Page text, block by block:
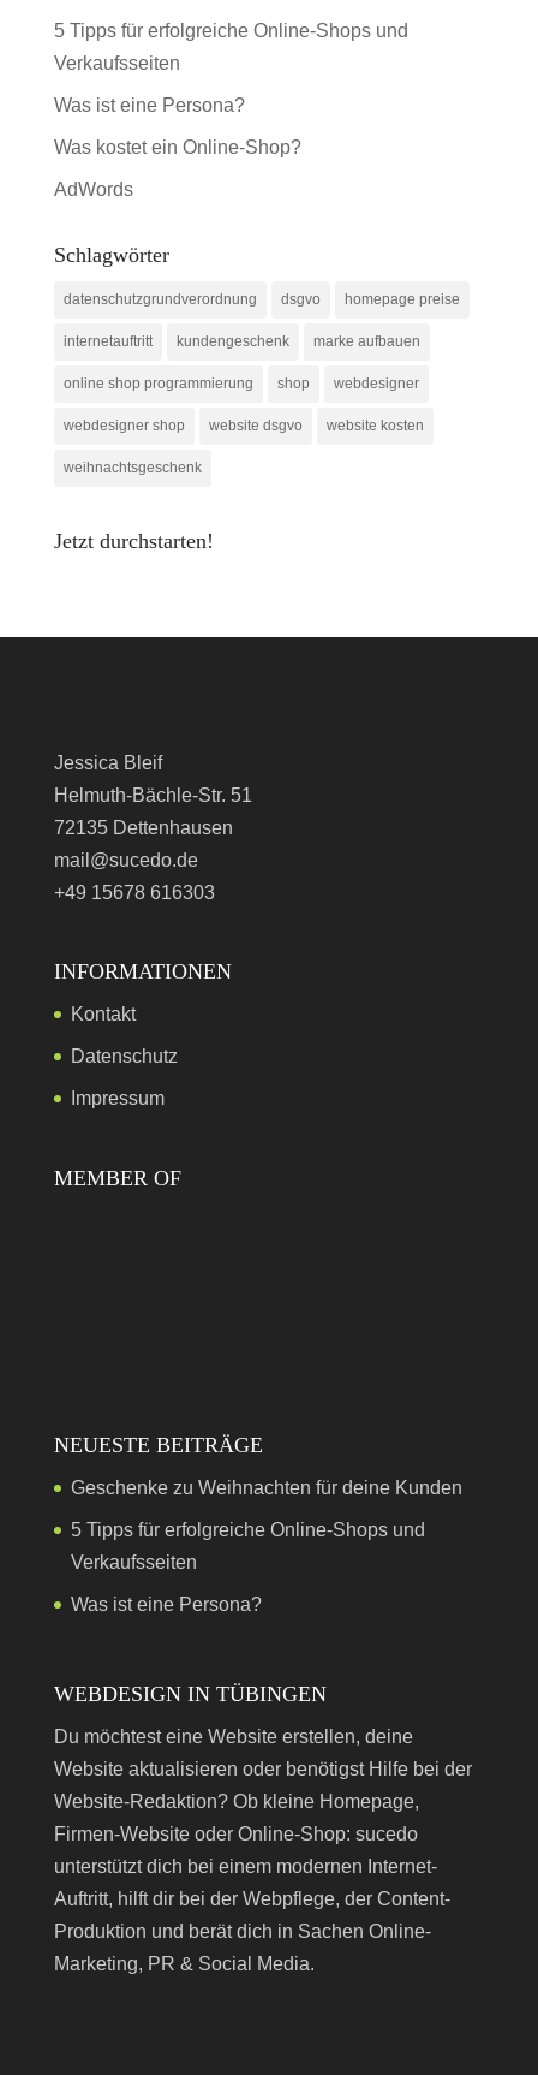
5 Tipps für erfolgreiche Online-Shops und
Verkaufsseiten
Was ist eine Persona?
Was kostet ein Online-Shop?
AdWords
Schlagwörter
datenschutzgrundverordnung dsgvo homepage preise
internetauftritt kundengeschenk marke aufbauen
online shop programmierung shop webdesigner
webdesigner shop website dsgvo website kosten
weihnachtsgeschenk
Jetzt durchstarten!
Jessica Bleif
Helmuth-Bächle-Str. 51
72135 Dettenhausen
mail@sucedo.de
+49 15678 616303
INFORMATIONEN
Kontakt
Datenschutz
Impressum
MEMBER OF
NEUESTE BEITRÄGE
Geschenke zu Weihnachten für deine Kunden
5 Tipps für erfolgreiche Online-Shops und
Verkaufsseiten
Was ist eine Persona?
WEBDESIGN IN TÜBINGEN
Du möchtest eine Website erstellen, deine
Website aktualisieren oder benötigst Hilfe bei der
Website-Redaktion? Ob kleine Homepage,
Firmen-Website oder Online-Shop: sucedo
unterstützt dich bei einem modernen Internet-
Auftritt, hilft dir bei der Webpflege, der Content-
Produktion und berät dich in Sachen Online-
Marketing, PR & Social Media.